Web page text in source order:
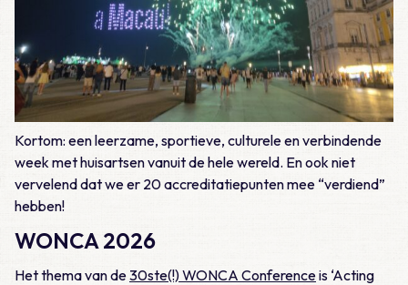
Kortom: een leerzame, sportieve, culturele en verbindende
week met huisartsen vanuit de hele wereld. En ook niet
vervelend dat we er 20 accreditatiepunten mee “verdiend”
hebben!
WONCA 2026
Het thema van de30ste(!) WONCA Conferenceis ‘Acting